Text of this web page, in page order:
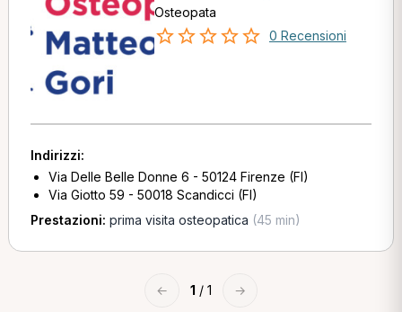
Osteopata
0 Recensioni
Indirizzi:
Via Delle Belle Donne 6 - 50124 Firenze (FI)
Via Giotto 59 - 50018 Scandicci (FI)
Prestazioni: prima visita osteopatica (45 min)
← 1 / 1 →